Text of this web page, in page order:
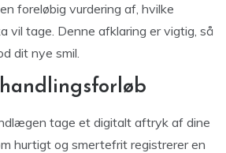
foreløbig vurdering af, hvilke
vil tage. Denne afklaring er vigtig, så
dit nye smil.
tage et digitalt aftryk af dine
hurtigt og smertefrit registrerer en